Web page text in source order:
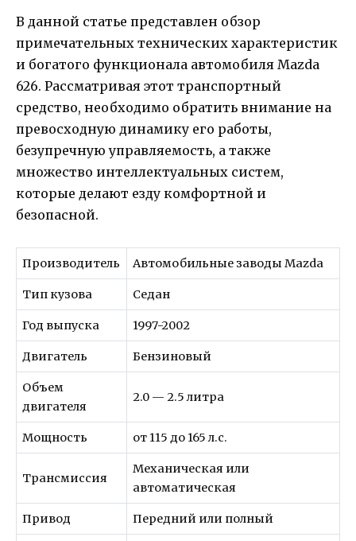
В данной статье представлен обзор
примечательных технических характеристик
и богатого функционала автомобиля Mazda
626. Рассматривая этот транспортный
средство, необходимо обратить внимание на
превосходную динамику его работы,
безупречную управляемость, а также
множество интеллектуальных систем,
которые делают езду комфортной и
безопасной.
Производитель Автомобильные заводы Mazda
Тип кузова Седан
Год выпуска 1997-2002
Двигатель Бензиновый
Объем
двигателя
2.0 — 2.5 литра
Мощность от 115 до 165 л.с.
Трансмиссия
Механическая или
автоматическая
Привод Передний или полный